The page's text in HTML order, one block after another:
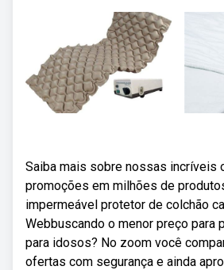
Saiba mais sobre nossas incríveis
promoções em milhões de
impermeável protetor de colchão
Webbuscando o menor preço para
para idosos? No zoom você
ofertas com segurança e ainda